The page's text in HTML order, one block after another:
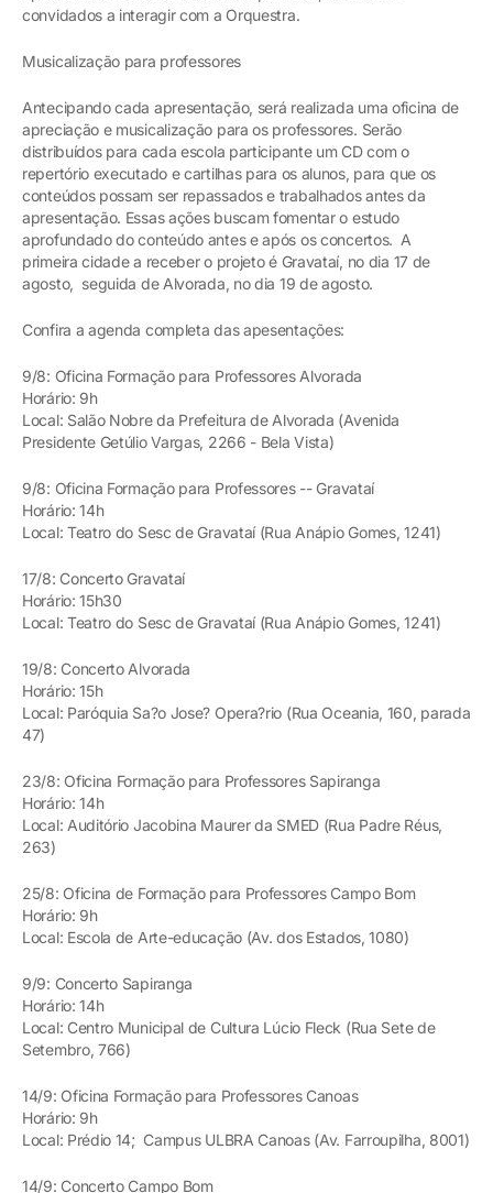
convidados a interagir com a Orquestra.
Musicalização para professores
Antecipando cada apresentação, será realizada uma oficina de
apreciação e musicalização para os professores. Serão
distribuídos para cada escola participante um CD com o
repertório executado e cartilhas para os alunos, para que os
conteúdos possam ser repassados e trabalhados antes da
apresentação. Essas ações buscam fomentar o estudo
aprofundado do conteúdo antes e após os concertos. A
primeira cidade a receber o projeto é Gravataí, no dia 17 de
agosto, seguida de Alvorada, no dia 19 de agosto.
Confira a agenda completa das apesentações:
9/8: Oficina Formação para Professores Alvorada
Horário: 9h
Local: Salão Nobre da Prefeitura de Alvorada (Avenida
Presidente Getúlio Vargas, 2266 - Bela Vista)
9/8: Oficina Formação para Professores -- Gravataí
Horário: 14h
Local: Teatro do Sesc de Gravataí (Rua Anápio Gomes, 1241)
17/8: Concerto Gravataí
Horário: 15h30
Local: Teatro do Sesc de Gravataí (Rua Anápio Gomes, 1241)
19/8: Concerto Alvorada
Horário: 15h
Local: Paróquia Sa?o Jose? Opera?rio (Rua Oceania, 160, parada
47)
23/8: Oficina Formação para Professores Sapiranga
Horário: 14h
Local: Auditório Jacobina Maurer da SMED (Rua Padre Réus,
263)
25/8: Oficina de Formação para Professores Campo Bom
Horário: 9h
Local: Escola de Arte-educação (Av. dos Estados, 1080)
9/9: Concerto Sapiranga
Horário: 14h
Local: Centro Municipal de Cultura Lúcio Fleck (Rua Sete de
Setembro, 766)
14/9: Oficina Formação para Professores Canoas
Horário: 9h
Local: Prédio 14; Campus ULBRA Canoas (Av. Farroupilha, 8001)
14/9: Concerto Campo Bom